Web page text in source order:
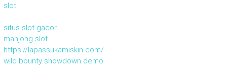
slot
situs slot gacor
mahjong slot
https://lapassukamiskin.com/
wild bounty showdown demo